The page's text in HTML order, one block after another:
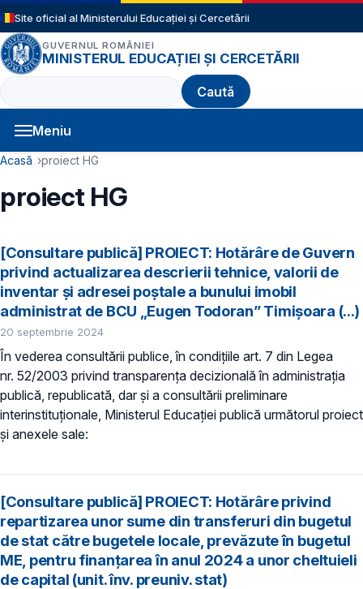
Sari la conținutul principal
Site oficial al Ministerului Educației și Cercetării
GUVERNUL ROMÂNIEI
MINISTERUL EDUCAȚIEI ȘI CERCETĂRII
Caută
Meniu
Navigație principală
Cale de navigare
Acasă proiect HG
proiect HG
[Consultare publică] PROIECT: Hotărâre de Guvern
privind actualizarea descrierii tehnice, valorii de
inventar și adresei poștale a bunului imobil
administrat de BCU „Eugen Todoran” Timișoara (...)
20 septembrie 2024
În vederea consultării publice, în condiţiile art. 7 din Legea
nr. 52/2003 privind transparenţa decizională în administraţia
publică, republicată, dar și a consultării preliminare
interinstituționale, Ministerul Educaţiei publică următorul proiect
și anexele sale:
[Consultare publică] PROIECT: Hotărâre privind
repartizarea unor sume din transferuri din bugetul
de stat către bugetele locale, prevăzute în bugetul
ME, pentru finanțarea în anul 2024 a unor cheltuieli
de capital (unit. înv. preuniv. stat)